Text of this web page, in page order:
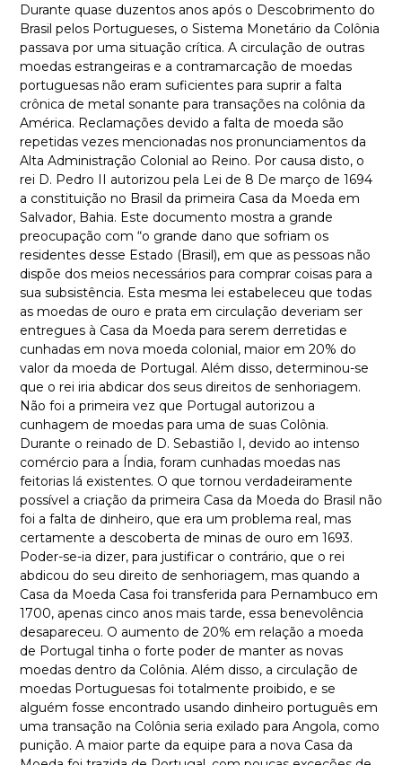
Durante quase duzentos anos após o Descobrimento do
Brasil pelos Portugueses, o Sistema Monetário da Colônia
passava por uma situação crítica. A circulação de outras
moedas estrangeiras e a contramarcação de moedas
portuguesas não eram suficientes para suprir a falta
crônica de metal sonante para transações na colônia da
América. Reclamações devido a falta de moeda são
repetidas vezes mencionadas nos pronunciamentos da
Alta Administração Colonial ao Reino. Por causa disto, o
rei D. Pedro II autorizou pela Lei de 8 De março de 1694
a constituição no Brasil da primeira Casa da Moeda em
Salvador, Bahia. Este documento mostra a grande
preocupação com “o grande dano que sofriam os
residentes desse Estado (Brasil), em que as pessoas não
dispõe dos meios necessários para comprar coisas para a
sua subsistência. Esta mesma lei estabeleceu que todas
as moedas de ouro e prata em circulação deveriam ser
entregues à Casa da Moeda para serem derretidas e
cunhadas em nova moeda colonial, maior em 20% do
valor da moeda de Portugal. Além disso, determinou-se
que o rei iria abdicar dos seus direitos de senhoriagem.
Não foi a primeira vez que Portugal autorizou a
cunhagem de moedas para uma de suas Colônia.
Durante o reinado de D. Sebastião I, devido ao intenso
comércio para a Índia, foram cunhadas moedas nas
feitorias lá existentes. O que tornou verdadeiramente
possível a criação da primeira Casa da Moeda do Brasil não
foi a falta de dinheiro, que era um problema real, mas
certamente a descoberta de minas de ouro em 1693.
Poder-se-ia dizer, para justificar o contrário, que o rei
abdicou do seu direito de senhoriagem, mas quando a
Casa da Moeda Casa foi transferida para Pernambuco em
1700, apenas cinco anos mais tarde, essa benevolência
desapareceu. O aumento de 20% em relação a moeda
de Portugal tinha o forte poder de manter as novas
moedas dentro da Colônia. Além disso, a circulação de
moedas Portuguesas foi totalmente proibido, e se
alguém fosse encontrado usando dinheiro português em
uma transação na Colônia seria exilado para Angola, como
punição. A maior parte da equipe para a nova Casa da